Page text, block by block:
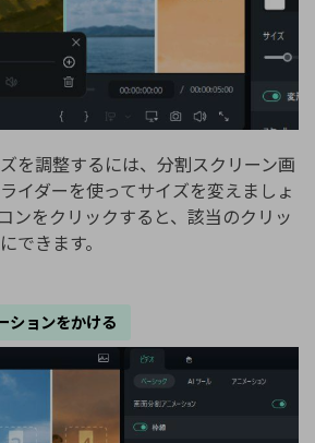
を調整するには、分割スクリーン画
イダーを使ってサイズを変えましょ
ンをクリックすると、該当のクリッ
できます。
ションをかける